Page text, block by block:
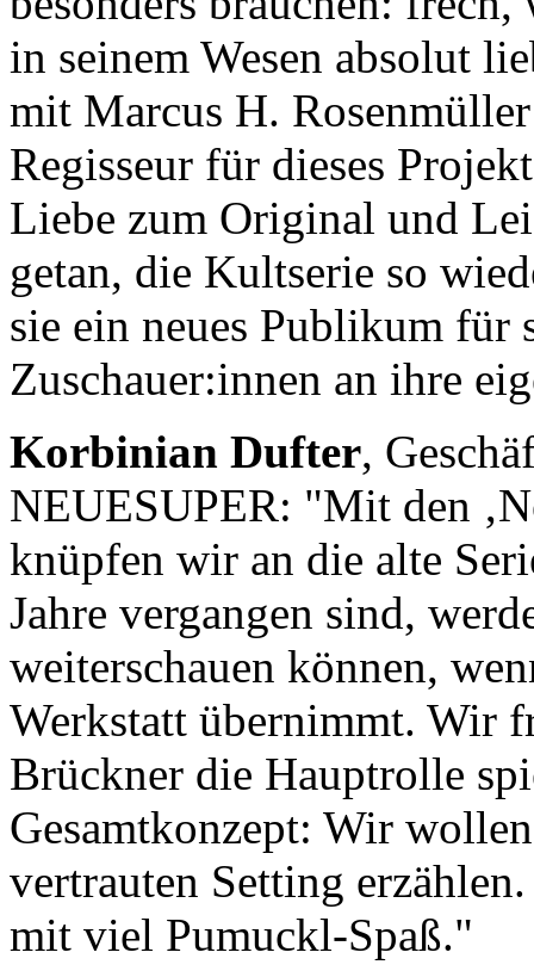
in seinem Wesen absolut
mit Marcus H.
Regisseur für dieses
Liebe zum Original und
getan, die Kultserie so
sie ein neues Publikum für
Zuschauer:innen an ihre
Korbinian Dufter,
NEUESUPER: "Mit den
knüpfen wir an die alte
Jahre vergangen sind,
weiterschauen können,
Werkstatt übernimmt. Wir
Brückner die Hauptrolle
Gesamtkonzept: Wir
vertrauten Setting
mit viel Pumuckl-Spaß."